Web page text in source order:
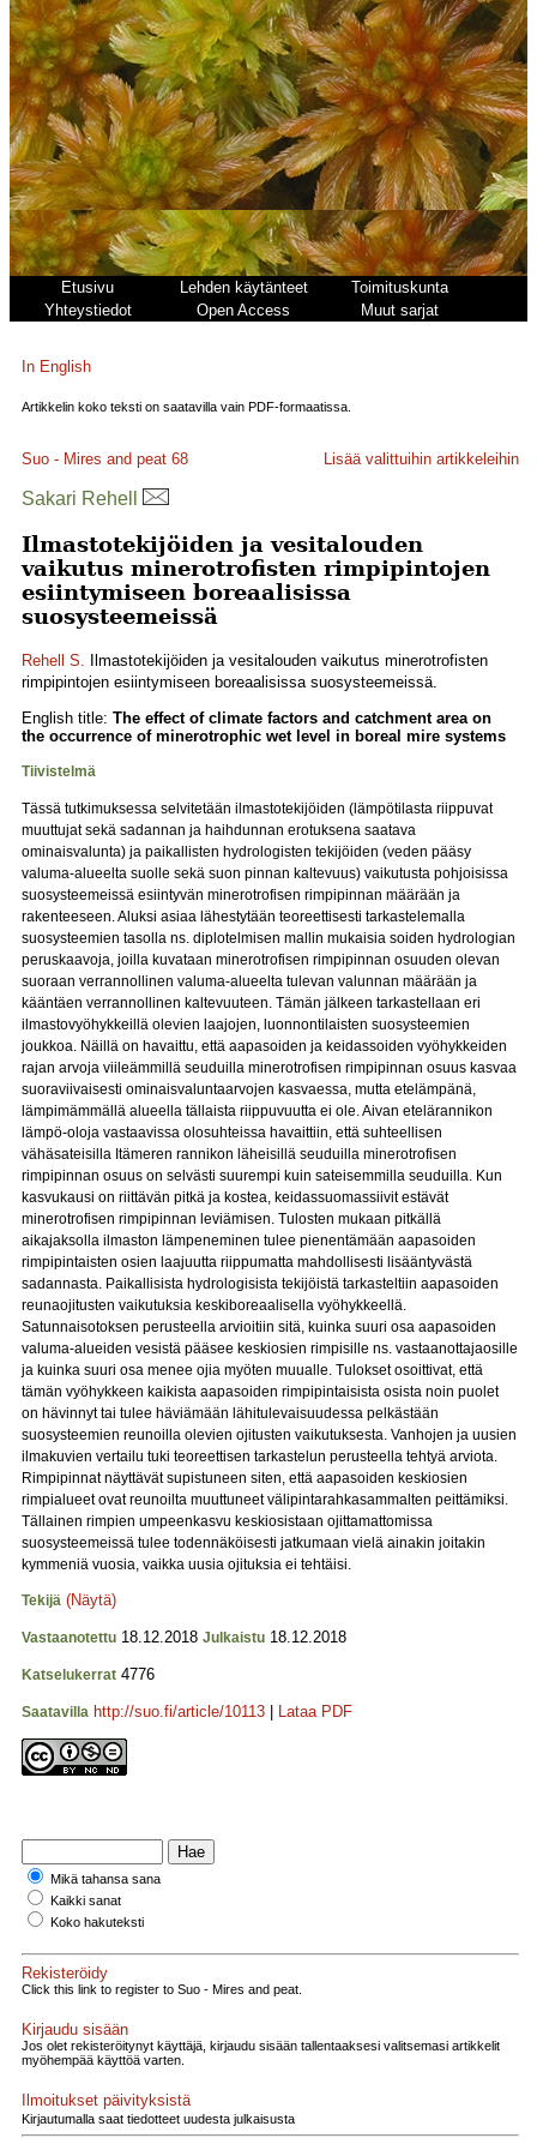
Etusivu Lehden käytänteet
Toimituskunta
Yhteystiedot
Open Access Muut sarjat
In English
Artikkelin koko teksti on saatavilla vain PDF-formaatissa.
Suo - Mires and peat 68 Lisää valittuihin artikkeleihin
Sakari Rehell
Ilmastotekijöiden ja vesitalouden
vaikutus minerotrofisten rimpipintojen
esiintymiseen boreaalisissa
suosysteemeissä
Rehell S. Ilmastotekijöiden ja vesitalouden vaikutus minerotrofisten
rimpipintojen esiintymiseen boreaalisissa suosysteemeissä.
English title: The effect of climate factors and catchment area on
the occurrence of minerotrophic wet level in boreal mire systems
Tiivistelmä
Tässä tutkimuksessa selvitetään ilmastotekijöiden (lämpötilasta riippuvat
muuttujat sekä sadannan ja haihdunnan erotuksena saatava
ominaisvalunta) ja paikallisten hydrologisten tekijöiden (veden pääsy
valuma-alueelta suolle sekä suon pinnan kaltevuus) vaikutusta pohjoisissa
suosysteemeissä esiintyvän minerotrofisen rimpipinnan määrään ja
rakenteeseen. Aluksi asiaa lähestytään teoreettisesti tarkastelemalla
suosysteemien tasolla ns. diplotelmisen mallin mukaisia soiden hydrologian
peruskaavoja, joilla kuvataan minerotrofisen rimpipinnan osuuden olevan
suoraan verrannollinen valuma-alueelta tulevan valunnan määrään ja
kääntäen verrannollinen kaltevuuteen. Tämän jälkeen tarkastellaan eri
ilmastovyöhykkeillä olevien laajojen, luonnontilaisten suosysteemien
joukkoa. Näillä on havaittu, että aapasoiden ja keidassoiden vyöhykkeiden
rajan arvoja viileämmillä seuduilla minerotrofisen rimpipinnan osuus kasvaa
suoraviivaisesti ominaisvaluntaarvojen kasvaessa, mutta etelämpänä,
lämpimämmällä alueella tällaista riippuvuutta ei ole. Aivan etelärannikon
lämpö-oloja vastaavissa olosuhteissa havaittiin, että suhteellisen
vähäsateisilla Itämeren rannikon läheisillä seuduilla minerotrofisen
rimpipinnan osuus on selvästi suurempi kuin sateisemmilla seuduilla. Kun
kasvukausi on riittävän pitkä ja kostea, keidassuomassiivit estävät
minerotrofisen rimpipinnan leviämisen. Tulosten mukaan pitkällä
aikajaksolla ilmaston lämpeneminen tulee pienentämään aapasoiden
rimpipintaisten osien laajuutta riippumatta mahdollisesti lisääntyvästä
sadannasta. Paikallisista hydrologisista tekijöistä tarkasteltiin aapasoiden
reunaojitusten vaikutuksia keskiboreaalisella vyöhykkeellä.
Satunnaisotoksen perusteella arvioitiin sitä, kuinka suuri osa aapasoiden
valuma-alueiden vesistä pääsee keskiosien rimpisille ns. vastaanottajaosille
ja kuinka suuri osa menee ojia myöten muualle. Tulokset osoittivat, että
tämän vyöhykkeen kaikista aapasoiden rimpipintaisista osista noin puolet
on hävinnyt tai tulee häviämään lähitulevaisuudessa pelkästään
suosysteemien reunoilla olevien ojitusten vaikutuksesta. Vanhojen ja uusien
ilmakuvien vertailu tuki teoreettisen tarkastelun perusteella tehtyä arviota.
Rimpipinnat näyttävät supistuneen siten, että aapasoiden keskiosien
rimpialueet ovat reunoilta muuttuneet välipintarahkasammalten peittämiksi.
Tällainen rimpien umpeenkasvu keskiosistaan ojittamattomissa
suosysteemeissä tulee todennäköisesti jatkumaan vielä ainakin joitakin
kymmeniä vuosia, vaikka uusia ojituksia ei tehtäisi.
Tekijä (Näytä)
Vastaanotettu 18.12.2018 Julkaistu 18.12.2018
Katselukerrat 4776
Saatavilla http://suo.fi/article/10113 Lataa PDF
Mikä tahansa sana
Kaikki sanat
Koko hakuteksti
Rekisteröidy
Click this link to register to Suo - Mires and peat.
Kirjaudu sisään
Jos olet rekisteröitynyt käyttäjä, kirjaudu sisään tallentaaksesi valitsemasi artikkelit
myöhempää käyttöä varten.
Ilmoitukset päivityksistä
Kirjautumalla saat tiedotteet uudesta julkaisusta